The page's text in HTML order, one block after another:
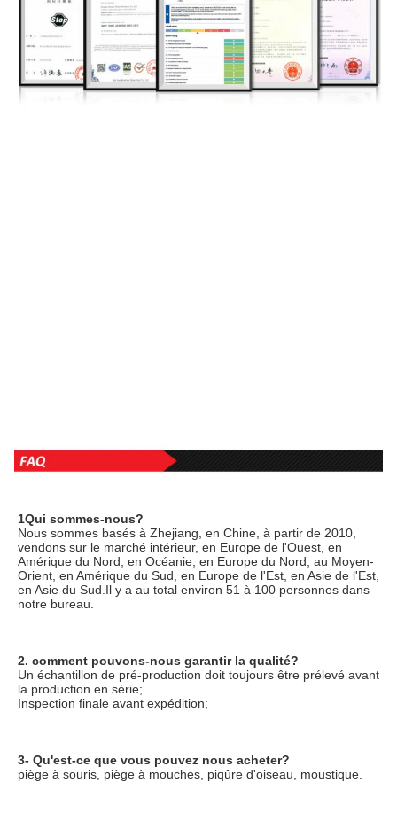
1Qui sommes-nous?
Nous sommes basés à Zhejiang, en Chine, à partir de 2010,
vendons sur le marché intérieur, en Europe de l'Ouest, en
Amérique du Nord, en Océanie, en Europe du Nord, au Moyen-
Orient, en Amérique du Sud, en Europe de l'Est, en Asie de l'Est,
en Asie du Sud.Il y a au total environ 51 à 100 personnes dans
notre bureau.
2. comment pouvons-nous garantir la qualité?
Un échantillon de pré-production doit toujours être prélevé avant
la production en série;
Inspection finale avant expédition;
3- Qu'est-ce que vous pouvez nous acheter?
piège à souris, piège à mouches, piqûre d'oiseau, moustique.